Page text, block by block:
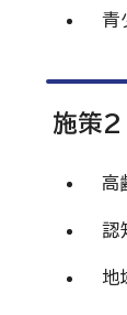
青
施策2
高
認
地